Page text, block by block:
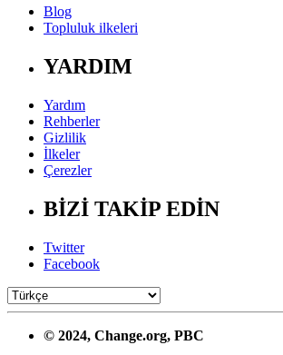
Blog
Topluluk ilkeleri
YARDIM
Yardım
Rehberler
Gizlilik
İlkeler
Çerezler
BİZİ TAKİP EDİN
Twitter
Facebook
© 2024, Change.org, PBC